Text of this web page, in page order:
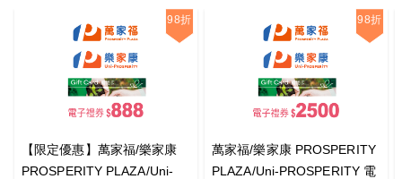
98折
【限定優惠】萬家福/樂家康
PROSPERITY PLAZA/Uni-
98折
萬家福/樂家康 PROSPERITY
PLAZA/Uni-PROSPERITY 電